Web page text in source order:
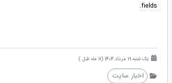
fields.
یک شنبه 19 مرداد 1404 (11 ماه قبل )
اخبار سایت